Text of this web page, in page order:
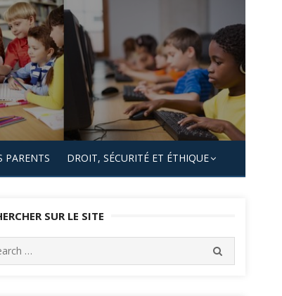
PARENTS DROIT, SÉCURITÉ ET ÉTHIQUE
SUR LE SITE